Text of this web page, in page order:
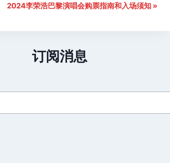
2024李荣浩巴黎演唱会购票指南和入场须知 »
订阅消息